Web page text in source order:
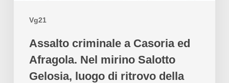
Vg21
Assalto criminale a Casoria ed
Afragola. Nel mirino Salotto
Gelosia, luogo di ritrovo della